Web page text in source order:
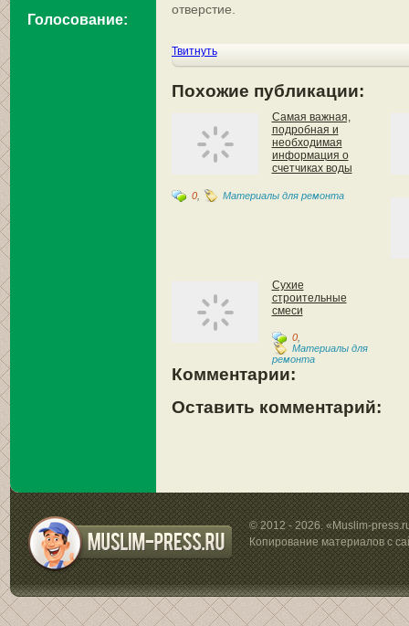
Голосование:
отверстие.
Твитнуть
Похожие публикации:
Самая важная,
подробная и
необходимая
информация о
счетчиках воды
0, Материалы для ремонта
Сухие
строительные
смеси
0,
Материалы для
ремонта
Комментарии:
Оставить комментарий:
© 2012 - 2026. «Muslim-
Копирование материалов с